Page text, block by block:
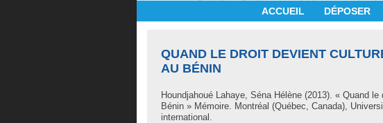
ACCUEIL DÉPOSER
QUAND LE DROIT DEVIENT
AU BÉNIN
Houndjahoué Lahaye, Séna Hélène (2013). « Quand
Bénin » Mémoire. Montréal (Québec, Canada),
international.